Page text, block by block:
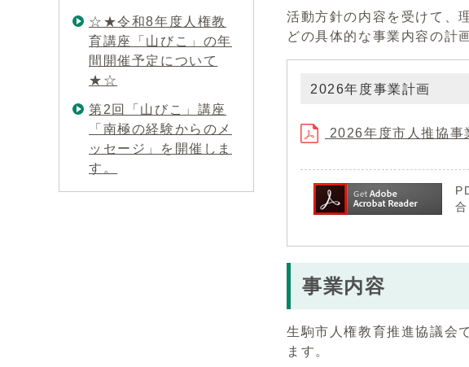
活動方針の内容を受けて、
どの具体的な事業内容の計
2026年度事業計画
2026年度市人推協
事業内容
生駒市人権教育推進協議会
ます。
☆★令和8年度人権教
育講座「山びこ」の年
間開催予定について
★☆
第2回「山びこ」講座
「南極の経験からのメ
ッセージ」を開催しま
す。